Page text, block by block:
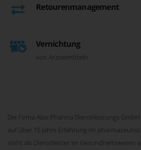
Retourenmanagement
Vernichtung
von Arzneimitteln
Die Firma Abis Pharma Dienstleistungs
auf über 15 Jahre Erfahrung im
steht als Dienstleister im Gesundheitswesen